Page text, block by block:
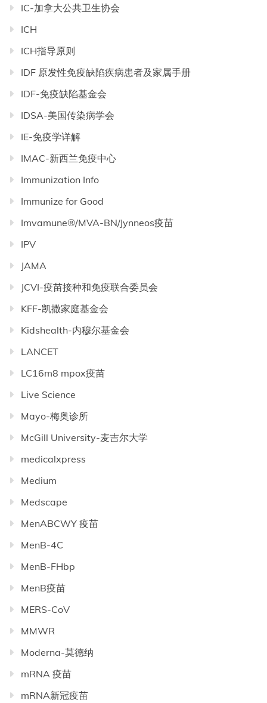
IC-加拿大公共卫生协会
ICH
ICH指导原则
IDF 原发性免疫缺陷疾病患者及家属手册
IDF-免疫缺陷基金会
IDSA-美国传染病学会
IE-免疫学详解
IMAC-新西兰免疫中心
Immunization Info
Immunize for Good
Imvamune®/MVA-BN/Jynneos疫苗
IPV
JAMA
JCVI-疫苗接种和免疫联合委员会
KFF-凯撒家庭基金会
Kidshealth-内穆尔基金会
LANCET
LC16m8 mpox疫苗
Live Science
Mayo-梅奥诊所
McGill University-麦吉尔大学
medicalxpress
Medium
Medscape
MenABCWY 疫苗
MenB-4C
MenB-FHbp
MenB疫苗
MERS-CoV
MMWR
Moderna-莫德纳
mRNA 疫苗
mRNA新冠疫苗